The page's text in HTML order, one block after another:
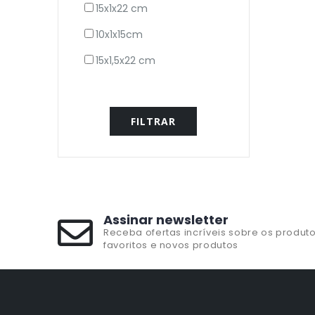
15x1x22 cm
10x1x15cm
15x1,5x22 cm
FILTRAR
Assinar newsletter
Receba ofertas incríveis sobre os
favoritos e novos produtos